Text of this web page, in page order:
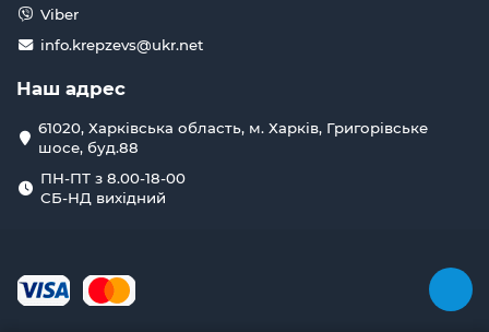
Viber
info.krepzevs@ukr.net
Наш адрес
61020, Харківська область, м. Харків, Григорівське
шосе, буд.88
ПН-ПТ з 8.00-18-00
СБ-НД вихідний